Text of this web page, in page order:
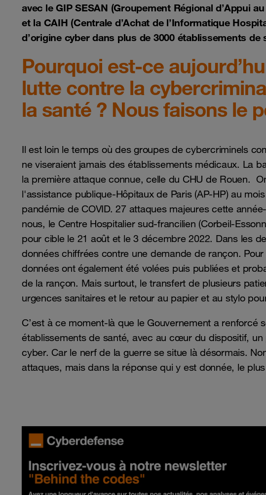
avec le GIP SESAN (Groupement Régional d’Appui
et la CAIH (Centrale d’Achat de l’Informatique
d’origine cyber dans plus de 3000 établissements de
Pourquoi est-ce
lutte contre la
la santé ? Nous faisons le
Il est loin le temps où des groupes de cybercriminels
ne viseraient jamais des établissements médicaux. La
la première attaque connue, celle du CHU de Rouen.
l'assistance publique-Hôpitaux de Paris (AP-HP) au
pandémie de COVID. 27 attaques majeures cette
nous, le Centre Hospitalier sud-francilien (Corbeil-
pour cible le 21 août et le 3 décembre 2022. Dans les
données chiffrées contre une demande de rançon.
données ont également été volées puis publiées et
de la rançon. Mais surtout, le transfert de plusieurs
urgences sanitaires et le retour au papier et au stylo
C’est à ce moment-là que le Gouvernement a renforcé
établissements de santé, avec au cœur du dispositif,
cyber. Car le nerf de la guerre se situe là désormais.
attaques, mais dans la réponse qui y est donnée, le